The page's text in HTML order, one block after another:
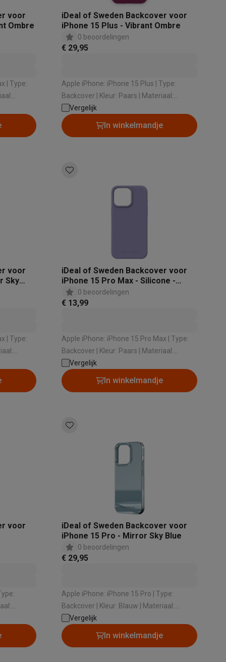
Keukenaccessoires met ecocheques
met ecochequesDampkappen met ecocheques
ecocheques Inkt en papier met ecocheques
voor
Ombre
iDeal of Sweden Backcover voor
iPhone 15 Plus - Vibrant Ombre
0 beoordelingen
€ 29,95
Apple iPhone: iPhone 15 Plus | Type:
Backcover | Kleur: Paars | Materiaal:
Kunststof
Vergelijk
In winkelmandje
voor
Sky
iDeal of Sweden Backcover voor
iPhone 15 Pro Max - Silicone -
Purple0 beoordelingen
€ 13,99
Apple iPhone: iPhone 15 Pro Max | Type:
Backcover | Kleur: Paars | Materiaal:
Siliconen
Vergelijk
In winkelmandje
voor
iDeal of Sweden Backcover voor
iPhone 15 Pro - Mirror Sky Blue
0 beoordelingen
€ 29,95
Apple iPhone: iPhone 15 Pro | Type:
Backcover | Kleur: Blauw | Materiaal:
Kunststof
Vergelijk
In winkelmandje